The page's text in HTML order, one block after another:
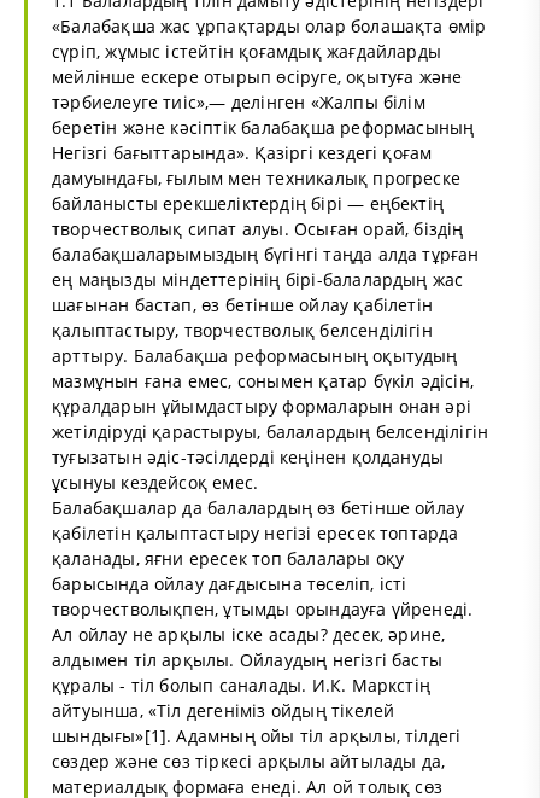
«Балабақша жас ұрпақтарды олар болашақта өмір
сүріп, жұмыс істейтін қоғамдық жағдайларды
мейлінше ескере отырып өсіруге, оқытуға және
тәрбиелеуге тиіс»,— делінген «Жалпы білім
беретін және кәсіптік балабақша реформасының
Негізгі бағыттарында». Қазіргі кездегі қоғам
дамуындағы, ғылым мен техникалық прогреске
байланысты ерекшеліктердің бірі — еңбектің
творчестволық сипат алуы. Осыған орай, біздің
балабақшаларымыздың бүгінгі таңда алда тұрған
ең маңызды міндеттерінің бірі-балалардың жас
шағынан бастап, өз бетінше ойлау қабілетін
қалыптастыру, творчестволық белсенділігін
арттыру. Балабақша реформасының оқытудың
мазмұнын ғана емес, сонымен қатар бүкіл әдісін,
құралдарын ұйымдастыру формаларын онан әрі
жетілдіруді қарастыруы, балалардың белсенділігін
туғызатын әдіс-тәсілдерді кеңінен қолдануды
ұсынуы кездейсоқ емес.
Балабақшалар да балалардың өз бетінше ойлау
қабілетін қалыптастыру негізі ересек топтарда
қаланады, яғни ересек топ балалары оқу
барысында ойлау дағдысына төселіп, істі
творчестволықпен, ұтымды орындауға үйренеді.
Ал ойлау не арқылы іске асады? десек, әрине,
алдымен тіл арқылы. Ойлаудың негізгі басты
құралы - тіл болып саналады. И.К. Маркстің
айтуынша, «Тіл дегеніміз ойдың тікелей
шындығы»[1]. Адамның ойы тіл арқылы, тілдегі
сөздер және сөз тіркесі арқылы айтылады да,
материалдық формаға енеді. Ал ой толық сөз